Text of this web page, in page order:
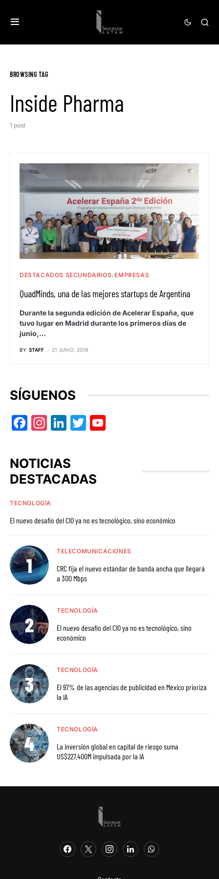
BROWSING TAG
Inside Pharma
1 post
DESTACADOS SECUNDARIOS EMPRESAS
QuadMinds, una de las mejores startups de Argentina
Durante la segunda edición de Acelerar España, que
tuvo lugar en Madrid durante los primeros días de
junio,…
BY STAFF 21 JUNIO, 2018
SÍGUENOS
Facebook
Instagram
LinkedIn
Twitter
NOTICIAS
DESTACADAS
TECNOLOGÍA
El nuevo desafío del CIO ya no es tecnológico, sino económico
TELECOMUNICACIONES
CRC fija el nuevo estándar de banda ancha que llegará
a 300 Mbps
TECNOLOGÍA
El nuevo desafío del CIO ya no es tecnológico, sino
económico
TECNOLOGÍA
El 97% de las agencias de publicidad en México prioriza
la IA
TECNOLOGÍA
La inversión global en capital de riesgo suma
US$227.400M impulsada por la IA